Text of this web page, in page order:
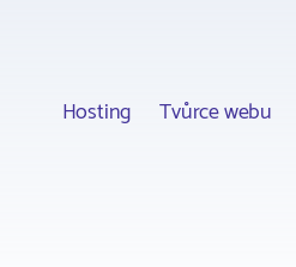
Hosting Tvůrce webu